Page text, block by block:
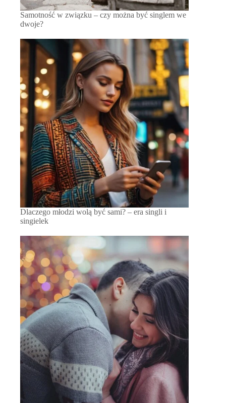
Samotność w związku – czy można być singlem we
dwoje?
Dlaczego młodzi wolą być sami? – era singli i
singielek